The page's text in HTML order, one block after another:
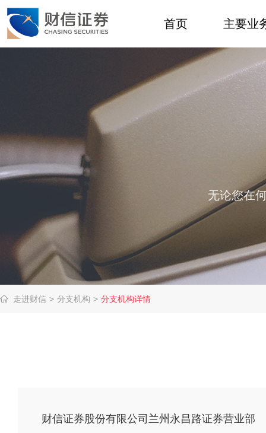
主要业
首页
无论您在
走进财信 > 分支机构 > 分支机构详情
财信证券股份有限公司兰州永昌路证券营业部